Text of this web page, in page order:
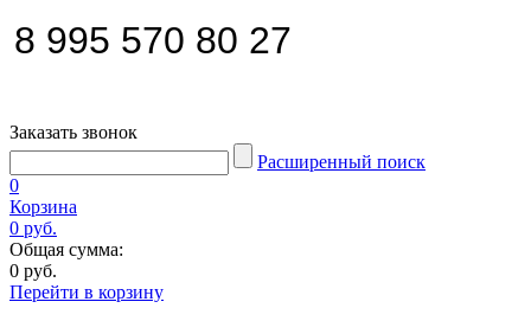
8 995 570 80 27
Заказать звонок
Расширенный поиск
0
Корзина
0 руб.
Общая сумма:
0 руб.
Перейти в корзину